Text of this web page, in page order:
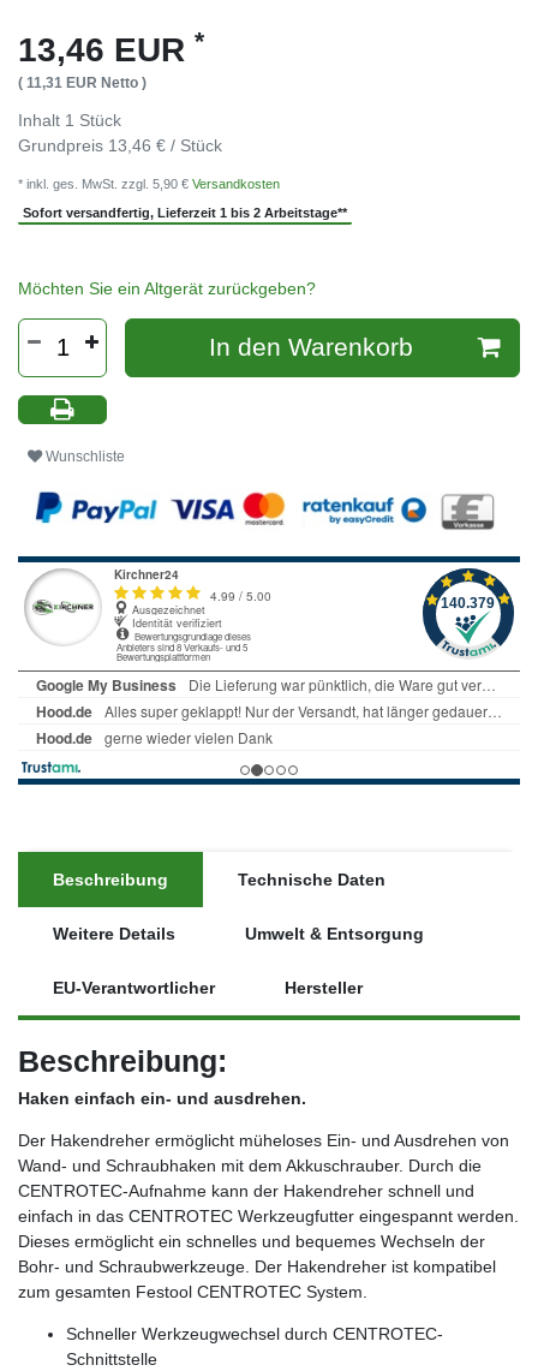
13,46 EUR *
( 11,31 EUR Netto )
Inhalt 1 Stück
Grundpreis 13,46 € / Stück
* inkl. ges. MwSt. zzgl. 5,90 € Versandkosten
Sofort versandfertig, Lieferzeit 1 bis 2 Arbeitstage**
Möchten Sie ein Altgerät zurückgeben?
In den Warenkorb
Wunschliste
Beschreibung Technische Daten
Weitere Details Umwelt & Entsorgung
EU-Verantwortlicher Hersteller
Beschreibung:
Haken einfach ein- und ausdrehen.
Der Hakendreher ermöglicht müheloses Ein- und Ausdrehen von
Wand- und Schraubhaken mit dem Akkuschrauber. Durch die
CENTROTEC-Aufnahme kann der Hakendreher schnell und
einfach in das CENTROTEC Werkzeugfutter eingespannt werden.
Dieses ermöglicht ein schnelles und bequemes Wechseln der
Bohr- und Schraubwerkzeuge. Der Hakendreher ist kompatibel
zum gesamten Festool CENTROTEC System.
Schneller Werkzeugwechsel durch CENTROTEC-
Schnittstelle